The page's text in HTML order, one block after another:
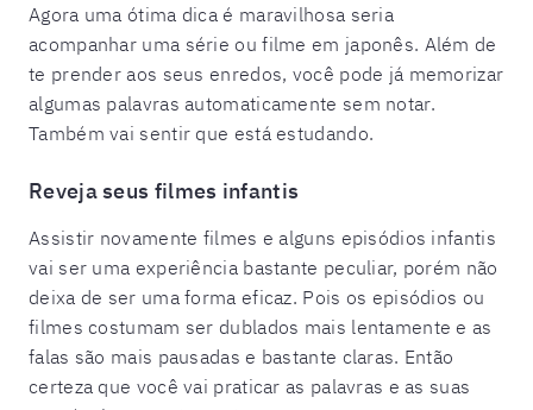
Agora uma ótima dica é maravilhosa seria
acompanhar uma série ou filme em japonês. Além de
te prender aos seus enredos, você pode já memorizar
algumas palavras automaticamente sem notar.
Também vai sentir que está estudando.
Reveja seus filmes infantis
Assistir novamente filmes e alguns episódios infantis
vai ser uma experiência bastante peculiar, porém não
deixa de ser uma forma eficaz. Pois os episódios ou
filmes costumam ser dublados mais lentamente e as
falas são mais pausadas e bastante claras. Então
certeza que você vai praticar as palavras e as suas